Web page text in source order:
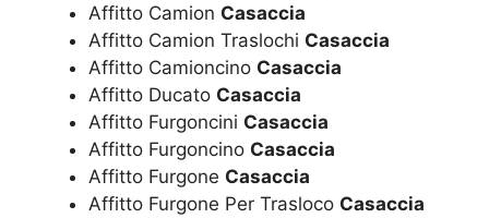
Affitto Camion Casaccia
Affitto Camion Traslochi Casaccia
Affitto Camioncino Casaccia
Affitto Ducato Casaccia
Affitto Furgoncini Casaccia
Affitto Furgoncino Casaccia
Affitto Furgone Casaccia
Affitto Furgone Per Trasloco Casaccia